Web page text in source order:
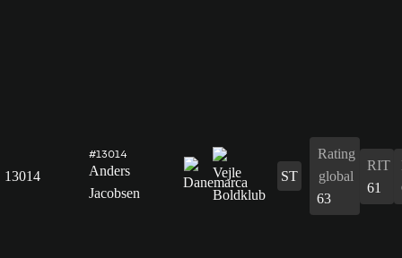
13014
#13014
Anders
Jacobsen
ST
Rating
global
63
RIT
61